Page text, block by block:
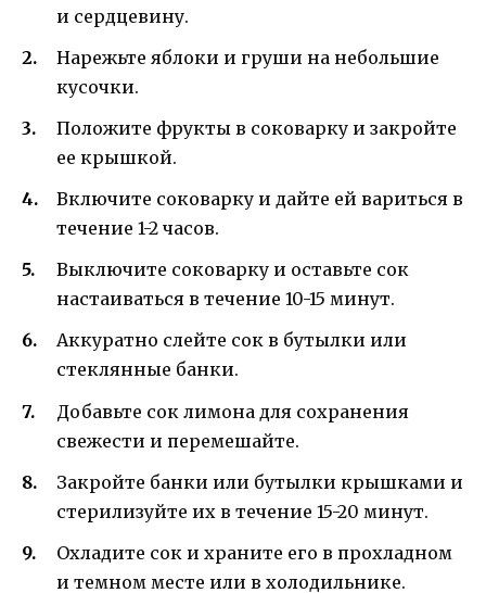
и сердцевину.
Нарежьте яблоки и груши на небольшие
кусочки.
Положите фрукты в соковарку и закройте
ее крышкой.
Включите соковарку и дайте ей вариться в
течение 1-2 часов.
Выключите соковарку и оставьте сок
настаиваться в течение 10-15 минут.
Аккуратно слейте сок в бутылки или
стеклянные банки.
Добавьте сок лимона для сохранения
свежести и перемешайте.
Закройте банки или бутылки крышками и
стерилизуйте их в течение 15-20 минут.
Охладите сок и храните его в прохладном
и темном месте или в холодильнике.